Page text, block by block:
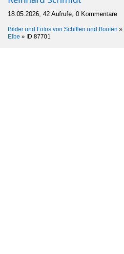
18.05.2026, 42 Aufrufe, 0 Kommentare
Bilder und Fotos von Schiffen und Booten »
Elbe » ID 87701